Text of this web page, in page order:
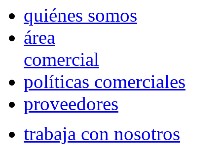
quiénes somos
área
comercial
políticas comerciales
proveedores
trabaja con nosotros